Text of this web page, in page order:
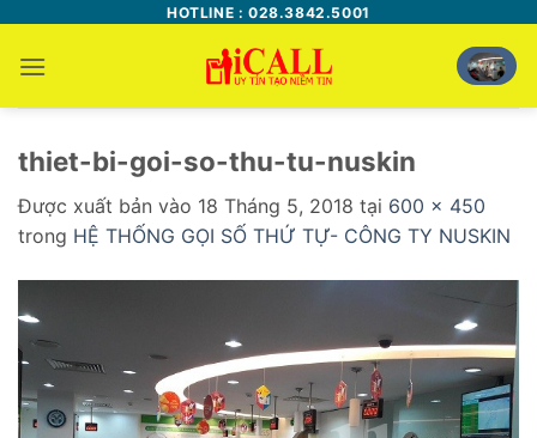
nội
dung
HOTLINE : 028.3842.5001
thiet-bi-goi-so-thu-tu-nuskin
Được xuất bản vào 18 Tháng 5, 2018 tại 600 × 450
trong HỆ THỐNG GỌI SỐ THỨ TỰ- CÔNG TY NUSKIN